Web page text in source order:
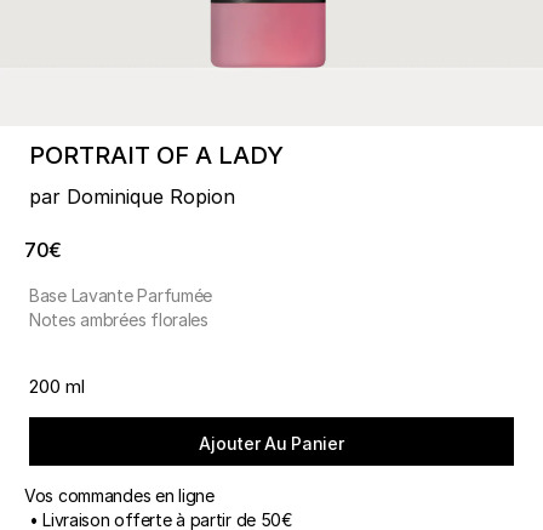
PORTRAIT OF A LADY
par Dominique Ropion
70€
Base Lavante Parfumée
Notes ambrées florales
200 ml
Ajouter Au Panier
Vos commandes en ligne
• Livraison offerte à partir de 50€